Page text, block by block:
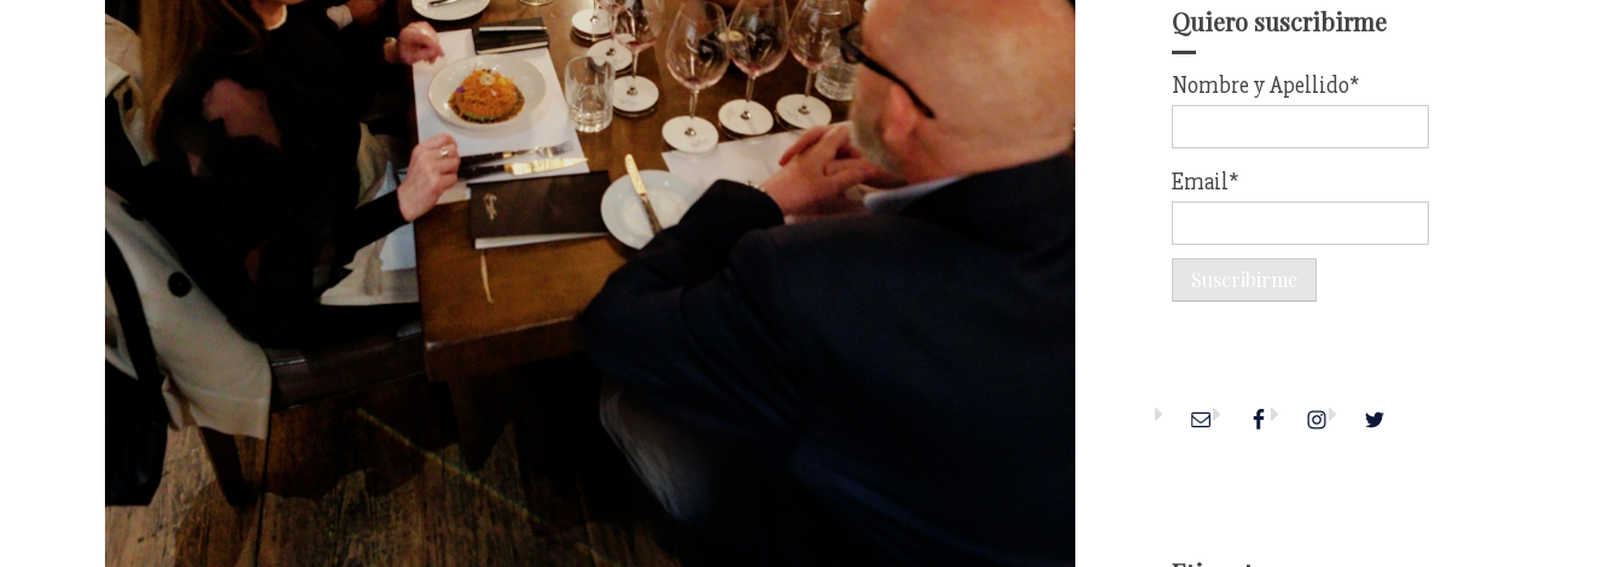
Quiero suscribirme
Nombre y Apellido*
Email*